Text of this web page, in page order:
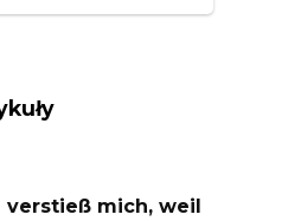
verstieß mich, weil